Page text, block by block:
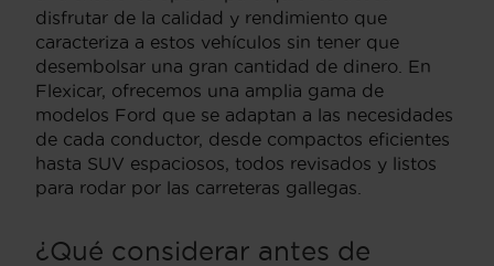
disfrutar de la calidad y rendimiento que
caracteriza a estos vehículos sin tener que
desembolsar una gran cantidad de dinero. En
Flexicar, ofrecemos una amplia gama de
modelos Ford que se adaptan a las necesidades
de cada conductor, desde compactos eficientes
hasta SUV espaciosos, todos revisados y listos
para rodar por las carreteras gallegas.
¿Qué considerar antes de